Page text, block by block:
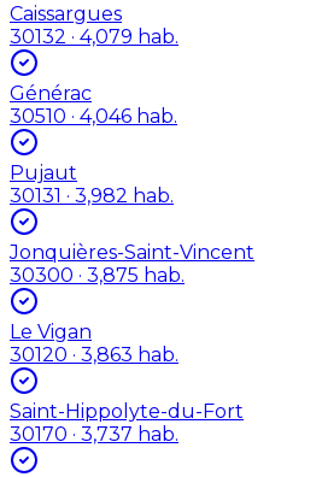
Caissargues
30132 · 4,079 hab.
Générac
30510 · 4,046 hab.
Pujaut
30131 · 3,982 hab.
Jonquières-Saint-Vincent
30300 · 3,875 hab.
Le Vigan
30120 · 3,863 hab.
Saint-Hippolyte-du-Fort
30170 · 3,737 hab.